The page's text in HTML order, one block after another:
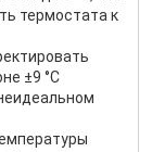
термостата к
±9 °C